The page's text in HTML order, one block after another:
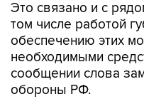
Это связано и с
том числе работой
обеспечению этих
необходимыми
сообщении слова
обороны РФ.